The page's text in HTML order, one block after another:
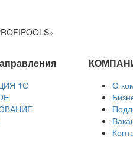
1С
О